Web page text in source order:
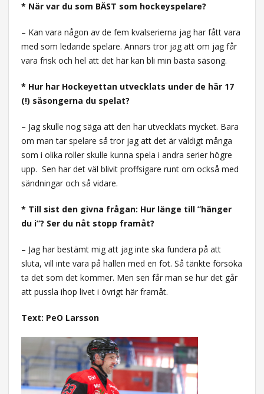
* När var du som BÄST som hockeyspelare?
– Kan vara någon av de fem kvalserierna jag har fått vara
med som ledande spelare. Annars tror jag att om jag får
vara frisk och hel att det här kan bli min bästa säsong.
* Hur har Hockeyettan utvecklats under de här 17
(!) säsongerna du spelat?
– Jag skulle nog säga att den har utvecklats mycket. Bara
om man tar spelare så tror jag att det är väldigt många
som i olika roller skulle kunna spela i andra serier högre
upp. Sen har det väl blivit proffsigare runt om också med
sändningar och så vidare.
* Till sist den givna frågan: Hur länge till ”hänger
du i”? Ser du nåt stopp framåt?
– Jag har bestämt mig att jag inte ska fundera på att
sluta, vill inte vara på hallen med en fot. Så tänkte försöka
ta det som det kommer. Men sen får man se hur det går
att pussla ihop livet i övrigt här framåt.
Text: PeO Larsson